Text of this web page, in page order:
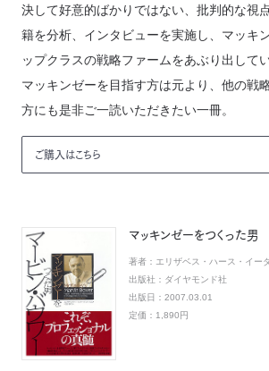
決して好意的ばかりではない、批判的な視
籍を分析、インタビューを実施し、マッキ
ップクラスの戦略ファームをあぶり出して
マッキンゼーを目指す方は元より、他の戦
方にも是非ご一読いただきたい一冊。
ご購入はこちら
マッキンゼーをつくった男
著者： エリザベス・ハース・イー
出版社： ダイヤモンド社
出版日： 2007.03.01
定価： 1,890円